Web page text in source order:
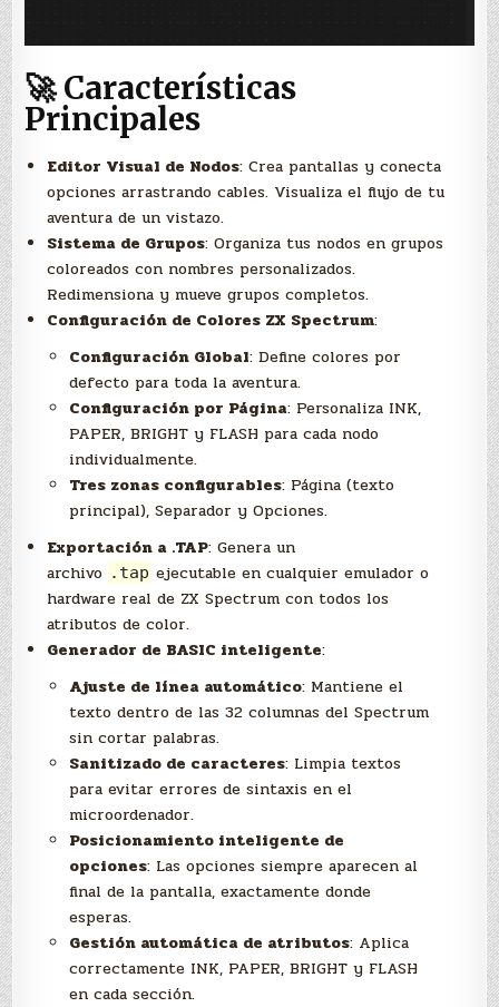
🚀 Características
Principales
Editor Visual de Nodos: Crea pantallas y conecta
opciones arrastrando cables. Visualiza el flujo de tu
aventura de un vistazo.
Sistema de Grupos: Organiza tus nodos en grupos
coloreados con nombres personalizados.
Redimensiona y mueve grupos completos.
Configuración de Colores ZX Spectrum:
Configuración Global: Define colores por
defecto para toda la aventura.
Configuración por Página: Personaliza INK,
PAPER, BRIGHT y FLASH para cada nodo
individualmente.
Tres zonas configurables: Página (texto
principal), Separador y Opciones.
Exportación a .TAP: Genera un
archivo .tap ejecutable en cualquier emulador o
hardware real de ZX Spectrum con todos los
atributos de color.
Generador de BASIC inteligente:
Ajuste de línea automático: Mantiene el
texto dentro de las 32 columnas del Spectrum
sin cortar palabras.
Sanitizado de caracteres: Limpia textos
para evitar errores de sintaxis en el
microordenador.
Posicionamiento inteligente de
opciones: Las opciones siempre aparecen al
final de la pantalla, exactamente donde
esperas.
Gestión automática de atributos: Aplica
correctamente INK, PAPER, BRIGHT y FLASH
en cada sección.